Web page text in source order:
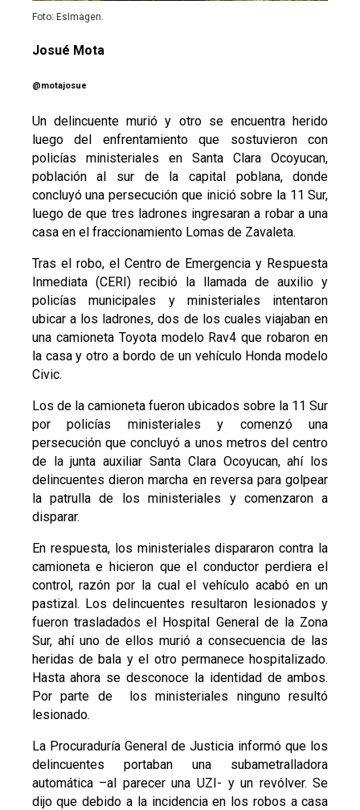
Foto: EsImagen.
Josué Mota
@motajosue
Un delincuente murió y otro se encuentra herido
luego del enfrentamiento que sostuvieron con
policías ministeriales en Santa Clara Ocoyucan,
población al sur de la capital poblana, donde
concluyó una persecución que inició sobre la 11 Sur,
luego de que tres ladrones ingresaran a robar a una
casa en el fraccionamiento Lomas de Zavaleta.
Tras el robo, el Centro de Emergencia y Respuesta
Inmediata (CERI) recibió la llamada de auxilio y
policías municipales y ministeriales intentaron
ubicar a los ladrones, dos de los cuales viajaban en
una camioneta Toyota modelo Rav4 que robaron en
la casa y otro a bordo de un vehículo Honda modelo
Civic.
Los de la camioneta fueron ubicados sobre la 11 Sur
por policías ministeriales y comenzó una
persecución que concluyó a unos metros del centro
de la junta auxiliar Santa Clara Ocoyucan, ahí los
delincuentes dieron marcha en reversa para golpear
la patrulla de los ministeriales y comenzaron a
disparar.
En respuesta, los ministeriales dispararon contra la
camioneta e hicieron que el conductor perdiera el
control, razón por la cual el vehículo acabó en un
pastizal. Los delincuentes resultaron lesionados y
fueron trasladados el Hospital General de la Zona
Sur, ahí uno de ellos murió a consecuencia de las
heridas de bala y el otro permanece hospitalizado.
Hasta ahora se desconoce la identidad de ambos.
Por parte de los ministeriales ninguno resultó
lesionado.
La Procuraduría General de Justicia informó que los
delincuentes portaban una subametralladora
automática –al parecer una UZI- y un revólver. Se
dijo que debido a la incidencia en los robos a casa